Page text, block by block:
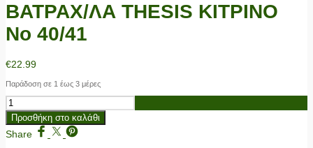
ΒΑΤΡΑΧ/ΛΑ THESIS ΚΙΤΡΙΝΟ
No 40/41
€22.99
Παράδοση σε 1 έως 3 μέρες
ΒΑΤΡΑΧ/
ΛΑ
THESIS
ΚΙΤΡΙΝΟ
Προσθήκη στο καλάθι
Share